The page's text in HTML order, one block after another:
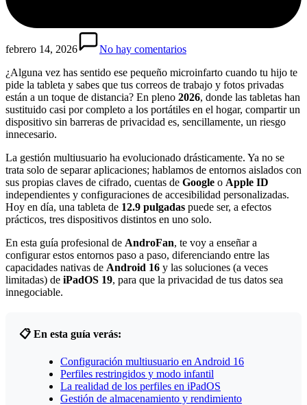
febrero 14, 2026
No hay comentarios
¿Alguna vez has sentido ese pequeño microinfarto cuando tu hijo te
pide la tableta y sabes que tus correos de trabajo y fotos privadas
están a un toque de distancia? En pleno 2026, donde las tabletas han
sustituido casi por completo a los portátiles en el hogar, compartir un
dispositivo sin barreras de privacidad es, sencillamente, un riesgo
innecesario.
La gestión multiusuario ha evolucionado drásticamente. Ya no se
trata solo de separar aplicaciones; hablamos de entornos aislados con
sus propias claves de cifrado, cuentas de Google o Apple ID
independientes y configuraciones de accesibilidad personalizadas.
Hoy en día, una tableta de 12.9 pulgadas puede ser, a efectos
prácticos, tres dispositivos distintos en uno solo.
En esta guía profesional de AndroFan, te voy a enseñar a
configurar estos entornos paso a paso, diferenciando entre las
capacidades nativas de Android 16 y las soluciones (a veces
limitadas) de iPadOS 19, para que la privacidad de tus datos sea
innegociable.
📋 En esta guía verás:
Configuración multiusuario en Android 16
Perfiles restringidos y modo infantil
La realidad de los perfiles en iPadOS
Gestión de almacenamiento y rendimiento